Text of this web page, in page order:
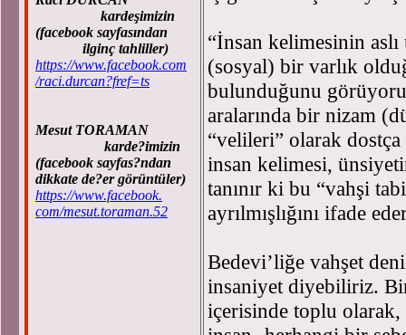
kardeşimizin
(facebook sayfasından
ilginç tahliller)
https://www.facebook.com
/raci.durcan?fref=ts
Mesut TORAMAN
karde?imizin
(facebook sayfas?ndan
dikkate de?er görüntüler)
https://www.facebook.
com/mesut.toraman.52
“İnsan kelimesinin
(sosyal) bir varlık
bulunduğunu
aralarında bir nizam
“velileri” olarak dostça
insan kelimesi,
tanınır ki bu “vahşi
ayrılmışlığını ifade
Bedevi’liğe vahşet
insaniyet diyebiliriz.
içerisinde toplu olarak,